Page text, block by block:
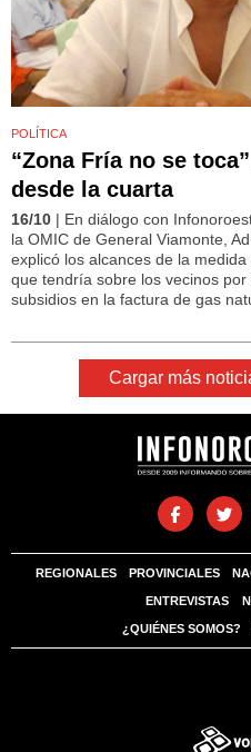
POLÍTICA
“Zona Fría no se
desde la cuarta
16/10 | En diálogo con
la OMIC de General Viamonte,
explicó los alcances de la
que tendría sobre los vecinos por
subsidios en la factura de gas
Cargar más
REGIONALES PROVINCIALES
ENTREVISTAS
¿QUIÉNES SOMOS?